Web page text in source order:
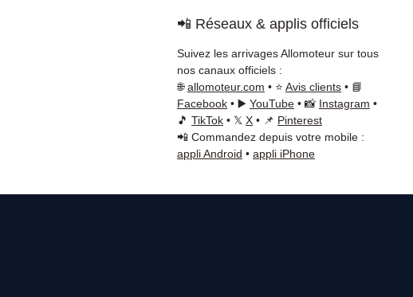
📲 Réseaux & applis officiels
Suivez les arrivages Allomoteur sur tous
nos canaux officiels :
🌐allomoteur.com • ⭐ Avis clients • 📘
Facebook • ▶️ YouTube • 📸 Instagram •
🎵 TikTok • 𝕏 X • 📌 Pinterest
📲 Commandez depuis votre mobile :
appli Android • appli iPhone